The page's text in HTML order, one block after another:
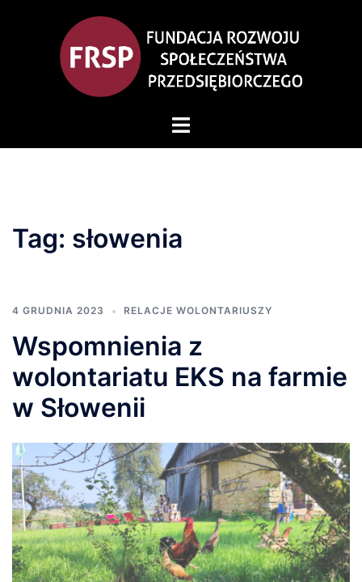
Przełącz
Tag: słowenia
4 GRUDNIA 2023 RELACJE WOLONTARIUSZY
Wspomnienia z
wolontariatu EKS na farmie
w Słowenii